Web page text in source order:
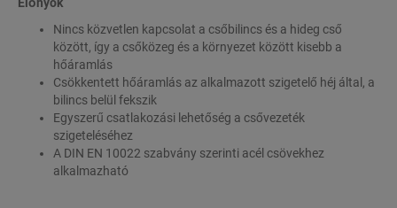
Nincs közvetlen kapcsolat a csőbilincs és a hideg cső
között, így a csőközeg és a környezet között kisebb a
hőáramlás
Csökkentett hőáramlás az alkalmazott szigetelő héj által, a
bilincs belül fekszik
Egyszerű csatlakozási lehetőség a csővezeték
szigeteléséhez
A DIN EN 10022 szabvány szerinti acél csövekhez
alkalmazható